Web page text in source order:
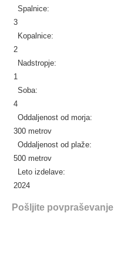
Spalnice:
3
Kopalnice:
2
Nadstropje:
1
Soba:
4
Oddaljenost od morja:
300 metrov
Oddaljenost od plaže:
500 metrov
Leto izdelave:
2024
Pošljite povpraševanje